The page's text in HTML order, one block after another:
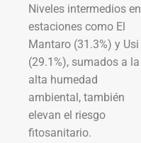
Niveles intermedios en
estaciones como El
Mantaro (31.3%) y Usi
(29.1%), sumados a la
alta humedad
ambiental, también
elevan el riesgo
fitosanitario.